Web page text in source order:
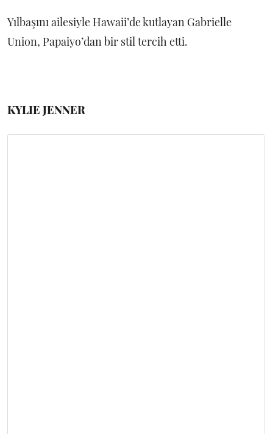
Yılbaşını ailesiyle Hawaii’de kutlayan Gabrielle
Union, Papaiyo’dan bir stil tercih etti.
KYLIE JENNER